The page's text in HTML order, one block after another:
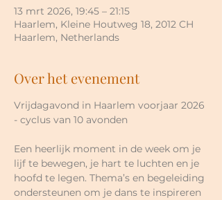
13 mrt 2026, 19:45 – 21:15
Haarlem, Kleine Houtweg 18, 2012 CH
Haarlem, Netherlands
Over het evenement
Vrijdagavond in Haarlem voorjaar 2026
- cyclus van 10 avonden
Een heerlijk moment in de week om je
lijf te bewegen, je hart te luchten en je
hoofd te legen. Thema’s en begeleiding
ondersteunen om je dans te inspireren